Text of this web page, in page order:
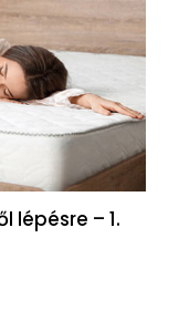
lépésre – 1.